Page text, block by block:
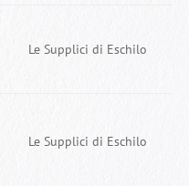
Le Supplici di Eschilo
Le Supplici di Eschilo